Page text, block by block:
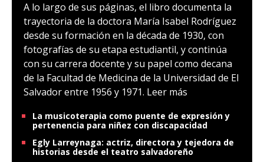
A lo largo de sus páginas, el libro documenta la
trayectoria de la doctora María Isabel Rodríguez
desde su formación en la década de 1930, con
fotografías de su etapa estudiantil, y continúa
con su carrera docente y su papel como decana
de la Facultad de Medicina de la Universidad de El
Salvador entre 1956 y 1971. Leer más
La musicoterapia como puente de expresión y
pertenencia para niñez con discapacidad
Egly Larreynaga: actriz, directora y tejedora de
historias desde el teatro salvadoreño